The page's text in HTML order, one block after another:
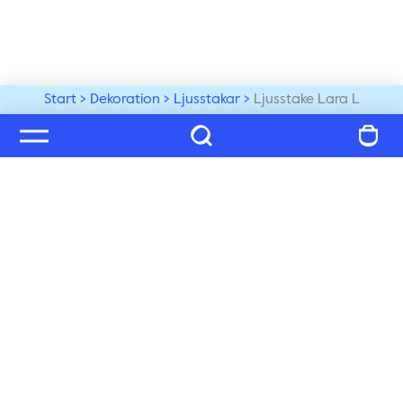
Start Dekoration Ljusstakar Ljusstake Lara L